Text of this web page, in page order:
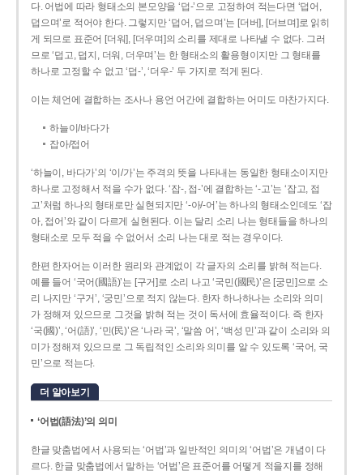
다. 어법에 따라 형태소의 본모양을 ‘덥-­’으로 고정하여 적는다면 ‘덥어,
덥으며’로 적어야 한다. 그렇지만 ‘덥어, 덥으며’는 [더버], [더브며]로 읽히
게 되므로 표준어 [더워], [더우며]의 소리를 제대로 나타낼 수 없다. 그러
므로 ‘덥고, 덥지, 더워, 더우며’는 한 형태소의 활용형이지만 그 형태를
하나로 고정할 수 없고 ‘덥-’, ‘더우-’ 두 가지로 적게 된다.
이는 체언에 결합하는 조사나 용언 어간에 결합하는 어미도 마찬가지다.
하늘이/바다가
잡아/접어
‘하늘이, 바다가’의 ‘이/가’는 주격의 뜻을 나타내는 동일한 형태소이지만
하나로 고정해서 적을 수가 없다. ‘잡-, 접-’에 결합하는 ‘-고’는 ‘잡고, 접
고’처럼 하나의 형태로만 실현되지만 ‘-아/-어’는 하나의 형태소인데도 ‘잡
아, 접어’와 같이 다르게 실현된다. 이는 달리 소리 나는 형태들을 하나의
형태소로 모두 적을 수 없어서 소리 나는 대로 적는 경우이다.
한편 한자어는 이러한 원리와 관계없이 각 글자의 소리를 밝혀 적는다.
예를 들어 ‘국어(國語)’는 [구거]로 소리 나고 ‘국민(國民)’은 [궁민]으로 소
리 나지만 ‘구거’, ‘궁민’으로 적지 않는다. 한자 하나하나는 소리와 의미
가 정해져 있으므로 그것을 밝혀 적는 것이 독서에 효율적이다. 즉 한자
‘국(國)’, ‘어(語)’, ‘민(民)’은 ‘나라 국’, ‘말씀 어’, ‘백성 민’과 같이 소리와 의
미가 정해져 있으므로 그 독립적인 소리와 의미를 알 수 있도록 ‘국어, 국
민’으로 적는다.
더 알아보기
‘어법(語法)’의 의미
한글 맞춤법에서 사용되는 ‘어법’과 일반적인 의미의 ‘어법’은 개념이 다
르다. 한글 맞춤법에서 말하는 ‘어법’은 표준어를 어떻게 적을지를 정해